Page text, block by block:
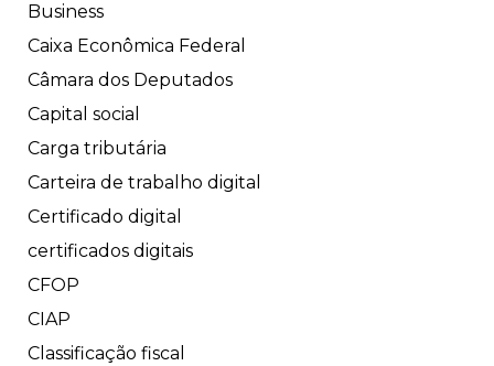
Business
Caixa Econômica Federal
Câmara dos Deputados
Capital social
Carga tributária
Carteira de trabalho digital
Certificado digital
certificados digitais
CFOP
CIAP
Classificação fiscal